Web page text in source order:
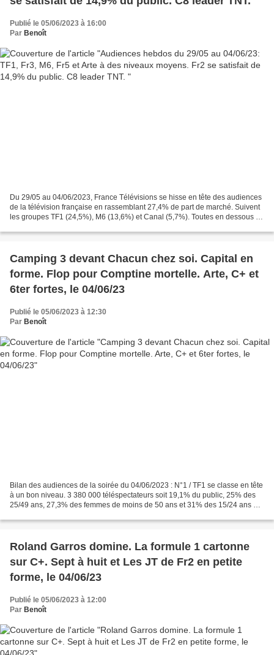
Publié le 05/06/2023 à 16:00
Par Benoît
Du 29/05 au 04/06/2023, France Télévisions se hisse en tête des audiences
de la télévision française en rassemblant 27,4% de part de marché. Suivent
les groupes TF1 (24,5%), M6 (13,6%) et Canal (5,7%). Toutes en dessous de
Camping 3 devant Chacun chez soi. Capital en
forme. Flop pour Comptine mortelle. Arte, C+ et
6ter fortes, le 04/06/23
Publié le 05/06/2023 à 12:30
Par Benoît
Bilan des audiences de la soirée du 04/06/2023 : N°1 / TF1 se classe en tête
à un bon niveau. 3 380 000 téléspectateurs soit 19,1% du public, 25% des
25/49 ans, 27,3% des femmes de moins de 50 ans et 31% des 15/24 ans ont
Roland Garros domine. La formule 1 cartonne
sur C+. Sept à huit et Les JT de Fr2 en petite
forme, le 04/06/23
Publié le 05/06/2023 à 12:00
Par Benoît